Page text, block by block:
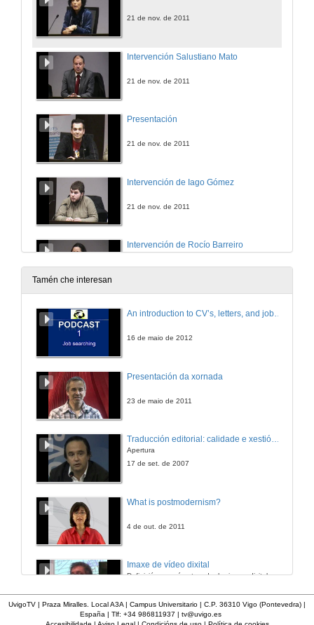
21 de nov. de 2011
Intervención Salustiano Mato
21 de nov. de 2011
Presentación
21 de nov. de 2011
Intervención de Iago Gómez
21 de nov. de 2011
Intervención de Rocío Barreiro
21 de nov. de 2011
Presentación
Xogos Populares
Presentación
A Emigración Galega á América
Tamén che interesan
An introduction to CV’s, letters, and job searching
16 de maio de 2012
Presentación da xornada
23 de maio de 2011
Traducción editorial: calidade e xestión de proxectos
Apertura
17 de set. de 2007
What is postmodernism?
4 de out. de 2011
Imaxe de vídeo dixital
Definición e parámetros dunha imaxe dixital. Resolución e Aspecto. Profundidade da cor. Compresión. Frame por segundo. Entrelazado. Campos, cadros
UvigoTV | Praza Miralles. Local A3A | Campus Universitario | C.P. 36310 Vigo (Pontevedra) |
España | Tlf: +34 986811937 | tv@uvigo.es